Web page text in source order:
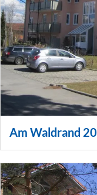
Am Waldrand 20